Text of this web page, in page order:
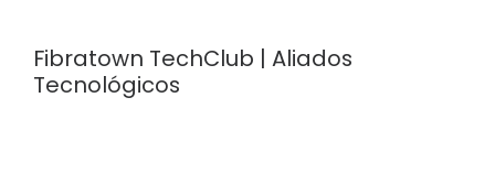
Fibratown TechClub | Aliados
Tecnológicos